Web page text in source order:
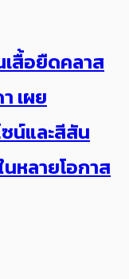
เสื้อยืดคลาส
เผย
น์และสีสัน
นหลายโอกาส